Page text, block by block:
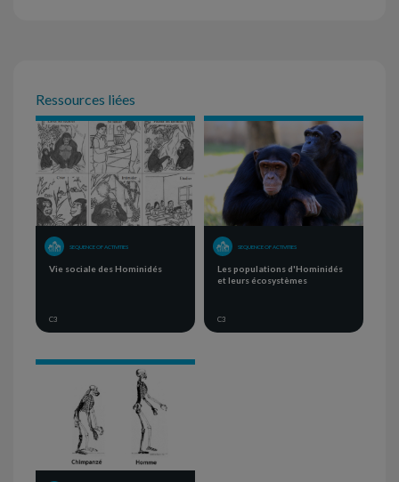
Ressources liées
SEQUENCE OF ACTIVITIES
Vie sociale des Hominidés
C3
SEQUENCE OF ACTIVITIES
Les populations d'Hominidés
et leurs écosystèmes
C3